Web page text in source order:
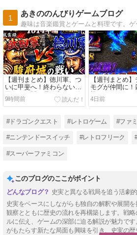
1
あきののんびりゲームブログ
【週刊まとめ】徳川軍、つ
いに甲斐へ！終わらない武
田との死闘と世代交代｜信
長の野望 武将風雲録 AI観
9時間前
【週刊まとめ
モグが仲間に！
戦いはいよいよ
レスオブファイ
4日前
#ドラゴンクエスト #レトロゲーム #ファ
#ニンテンドースイッチ #レトロフリーク
#スーパーファミコン
このブログのここがポイント
史実と異なる戦局を追う活劇
史実をベースにしながらも独自の解釈や展開
観察とともに歴史の流れを再構築します。戦
ルに伝え、ゲームの深部に迫る解説が魅力で
がもたらす新たな局面も興味を引き、史実の